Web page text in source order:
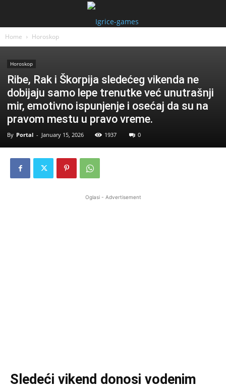
Home Horoskop
Horoskop
Ribe, Rak i Škorpija sledećeg vikenda ne
dobijaju samo lepe trenutke već unutrašnji
mir, emotivno ispunjenje i osećaj da su na
pravom mestu u pravo vreme.
By Portal - January 15, 2026 1937 0
Oglasi - Advertisement
Sledeći vikend donosi vodenim